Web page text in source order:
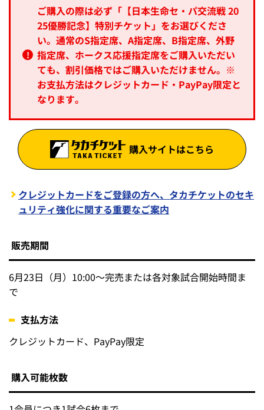
ご購入の際は必ず「【日本生命セ・パ交流戦 20
25優勝記念】特別チケット」をお選びくださ
指定席、ホークス応援指定席をご購入いただい
ても、割引価格ではご購入いただけません。※
なります。
クレジットカードをご登録の方へ、タカチケットのセキ
ュリティ強化に関する重要なご案内
販売期間